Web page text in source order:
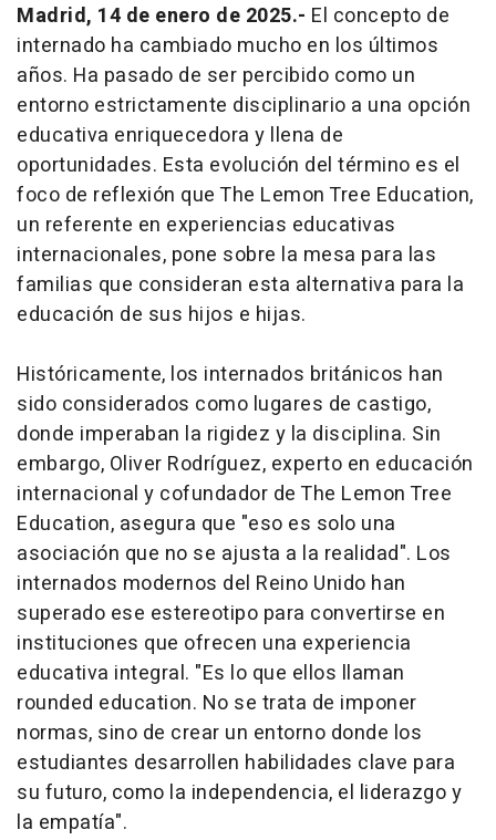
Madrid, 14 de enero de 2025.- El concepto de
internado ha cambiado mucho en los últimos
años. Ha pasado de ser percibido como un
entorno estrictamente disciplinario a una opción
educativa enriquecedora y llena de
oportunidades. Esta evolución del término es el
foco de reflexión que The Lemon Tree Education,
un referente en experiencias educativas
internacionales, pone sobre la mesa para las
familias que consideran esta alternativa para la
educación de sus hijos e hijas.
Históricamente, los internados británicos han
sido considerados como lugares de castigo,
donde imperaban la rigidez y la disciplina. Sin
embargo, Oliver Rodríguez, experto en educación
internacional y cofundador de The Lemon Tree
Education, asegura que "eso es solo una
asociación que no se ajusta a la realidad". Los
internados modernos del Reino Unido han
superado ese estereotipo para convertirse en
instituciones que ofrecen una experiencia
educativa integral. "Es lo que ellos llaman
rounded education. No se trata de imponer
normas, sino de crear un entorno donde los
estudiantes desarrollen habilidades clave para
su futuro, como la independencia, el liderazgo y
la empatía".